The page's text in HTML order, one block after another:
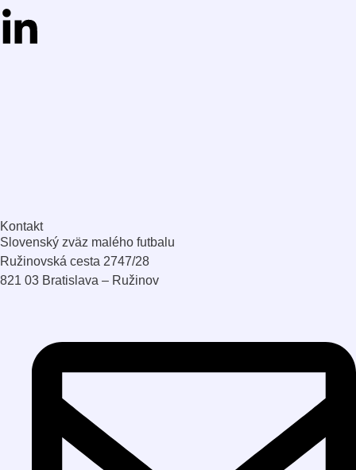
Kontakt
Slovenský zväz malého futbalu
Ružinovská cesta 2747/28
821 03 Bratislava – Ružinov